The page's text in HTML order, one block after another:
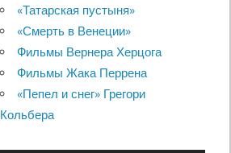
«Татарская пустыня»
«Смерть в Венеции»
Фильмы Вернера Херцога
Фильмы Жака Перрена
«Пепел и снег» Грегори
Кольбера